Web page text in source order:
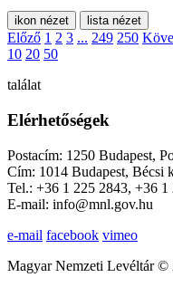
ikon nézet lista nézet
Előző 1 2 3 ... 249 250
10 20 50
találat
Elérhetőségek
Postacím: 1250 Budapest,
Cím: 1014 Budapest, Bécsi
Tel.: +36 1 225 2843, +36 1
E-mail: info@mnl.gov.hu
e-mail facebook vimeo
Magyar Nemzeti Levéltár ©